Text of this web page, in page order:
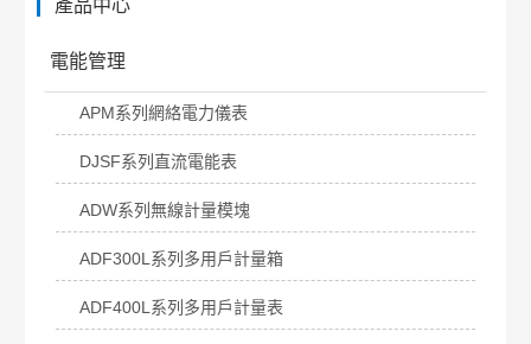
產品中心
電能管理
APM系列網絡電力儀表
DJSF系列直流電能表
ADW系列無線計量模塊
ADF300L系列多用戶計量箱
ADF400L系列多用戶計量表